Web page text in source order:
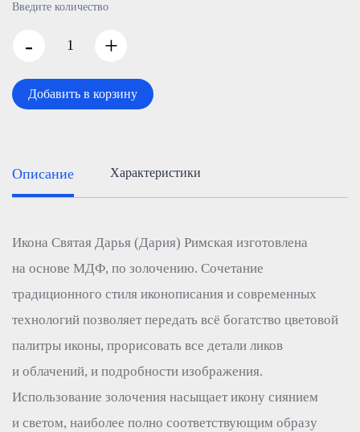
Введите количество
- +
Добавить в корзину
Описание Характеристики
Икона Святая Дарья (Дария) Римская изготовлена
на основе МДФ, по золочению. Сочетание
традиционного стиля иконописания и современных
технологий позволяет передать всё богатство цветовой
палитры иконы, прорисовать все детали ликов
и облачений, и подробности изображения.
Использование золочения насыщает икону сиянием
и светом, наиболее полно соответствующим образу